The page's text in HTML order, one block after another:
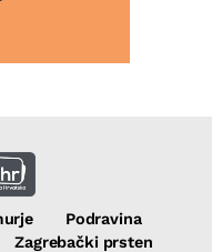
Podravina
Zagrebački prsten